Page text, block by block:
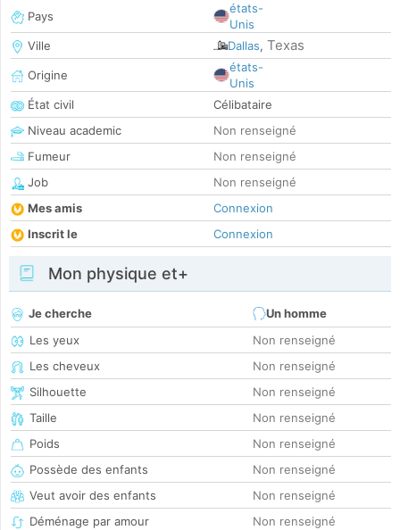
Pays
états-
Unis
Ville
Dallas, Texas
Origine
états-
Unis
État civil
Célibataire
Niveau academic
Non renseigné
Fumeur
Non renseigné
Job
Non renseigné
Mes amis
Connexion
Inscrit le
Connexion
Mon physique et+
Je cherche
Un homme
Les yeux
Non renseigné
Les cheveux
Non renseigné
Silhouette
Non renseigné
Taille
Non renseigné
Poids
Non renseigné
Possède des enfants
Non renseigné
Veut avoir des enfants
Non renseigné
Déménage par amour
Non renseigné